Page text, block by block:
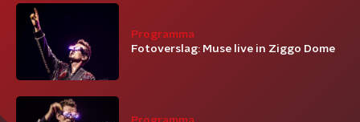
Programma
Fotoverslag: Muse live in Ziggo Dome